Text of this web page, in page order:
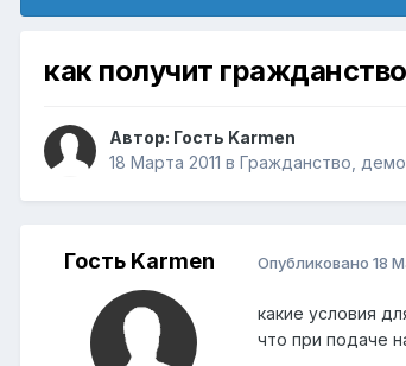
как получит
Автор: Гость Karmen
18 Марта 2011 в Гражданство,
Гость Karmen Опубликовано 18
какие условия
что при подаче